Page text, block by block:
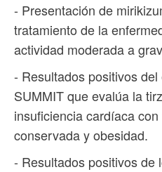
- Presentación de
tratamiento de la
actividad moderada a
- Resultados positivos
SUMMIT que evalúa la
insuficiencia cardíaca
conservada y obesidad.
- Resultados positivos de